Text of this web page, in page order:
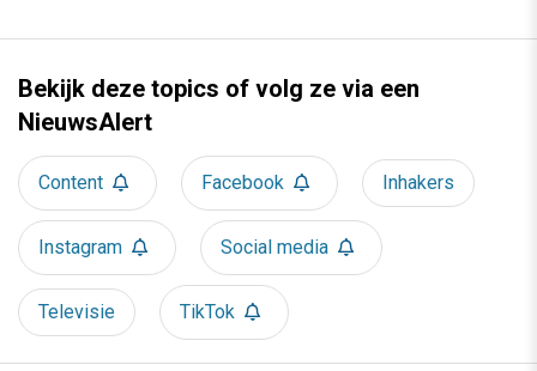
Bekijk deze topics of volg ze via een
NieuwsAlert
Content Facebook Inhakers
Instagram Social media
Televisie TikTok